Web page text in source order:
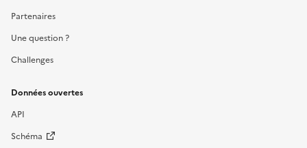
Partenaires
Une question ?
Challenges
Données ouvertes
API
Schéma